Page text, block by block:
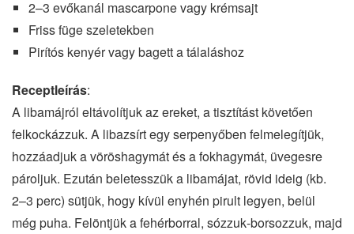
2–3 evőkanál mascarpone vagy krémsajt
Friss füge szeletekben
Pirítós kenyér vagy bagett a tálaláshoz
Receptleírás:
A libamájról eltávolítjuk az ereket, a tisztítást követően
felkockázzuk. A libazsírt egy serpenyőben felmelegítjük,
hozzáadjuk a vöröshagymát és a fokhagymát, üvegesre
pároljuk. Ezután beletesszük a libamájat, rövid ideig (kb.
2–3 perc) sütjük, hogy kívül enyhén pirult legyen, belül
még puha. Felöntjük a fehérborral, sózzuk‐borsozzuk, majd